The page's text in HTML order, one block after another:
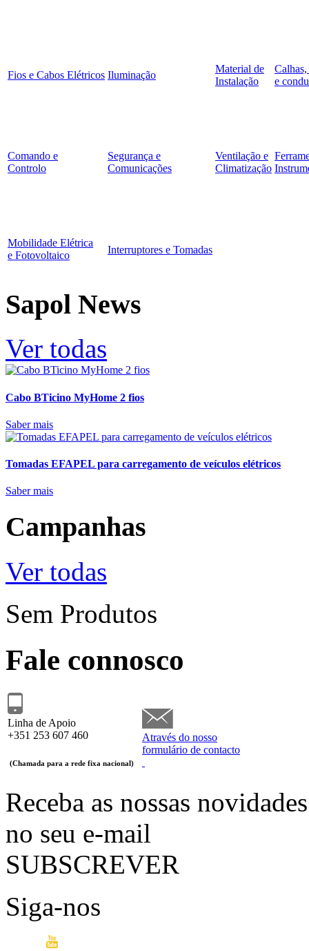
Fios e Cabos Elétricos Iluminação
Material de
Instalação
e
Comando e
Controlo
Segurança e
Comunicações
Ventilação e
Climatização
Mobilidade Elétrica
e Fotovoltaico
Interruptores e Tomadas
Sapol News
Ver todas
Cabo BTicino MyHome 2 fios
Saber mais
Tomadas EFAPEL para carregamento de veículos elétricos
Saber mais
Campanhas
Ver todas
Sem Produtos
Fale connosco
Linha de Apoio
+351 253 607 460
(Chamada para a rede fixa nacional)
Através do nosso
formulário de contacto
Receba as nossas novidades
no seu e-mail
SUBSCREVER
Siga-nos